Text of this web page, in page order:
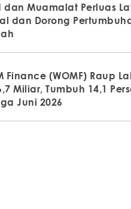
dan Muamalat Perluas
dan Dorong
Finance (WOMF) Raup
Miliar, Tumbuh 14,1
Juni 2026